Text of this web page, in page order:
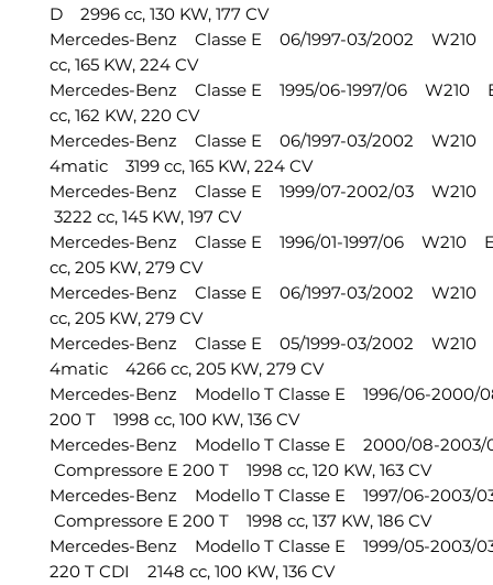
D 2996 cc, 130 KW, 177 CV
Mercedes-Benz Classe E 06/1997-03/2002 W210
cc, 165 KW, 224 CV
Mercedes-Benz Classe E 1995/06-1997/06 W210
cc, 162 KW, 220 CV
Mercedes-Benz Classe E 06/1997-03/2002 W210
4matic 3199 cc, 165 KW, 224 CV
Mercedes-Benz Classe E 1999/07-2002/03 W210
3222 cc, 145 KW, 197 CV
Mercedes-Benz Classe E 1996/01-1997/06 W210
cc, 205 KW, 279 CV
Mercedes-Benz Classe E 06/1997-03/2002
cc, 205 KW, 279 CV
Mercedes-Benz Classe E 05/1999-03/2002 W210
4matic 4266 cc, 205 KW, 279 CV
Mercedes-Benz Modello T Classe E 1996/06-
200 T 1998 cc, 100 KW, 136 CV
Mercedes-Benz Modello T Classe E 2000/08-
Compressore E 200 T 1998 cc, 120 KW, 163 CV
Mercedes-Benz Modello T Classe E 1997/06-2003/
Compressore E 200 T 1998 cc, 137 KW, 186 CV
Mercedes-Benz Modello T Classe E 1999/05-
220 T CDI 2148 cc, 100 KW, 136 CV